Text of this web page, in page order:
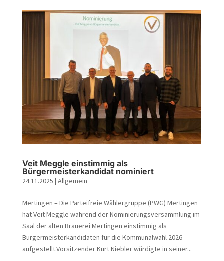
Veit Meggle einstimmig als
Bürgermeisterkandidat nominiert
24.11.2025 | Allgemein
Mertingen – Die Parteifreie Wählergruppe (PWG) Mertingen
hat Veit Meggle während der Nominierungsversammlung im
Saal der alten Brauerei Mertingen einstimmig als
Bürgermeisterkandidaten für die Kommunalwahl 2026
aufgestellt.Vorsitzender Kurt Niebler würdigte in seiner...